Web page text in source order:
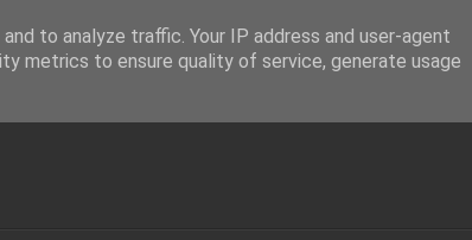
to analyze traffic. Your IP address and user-agent
metrics to ensure quality of service, generate usage